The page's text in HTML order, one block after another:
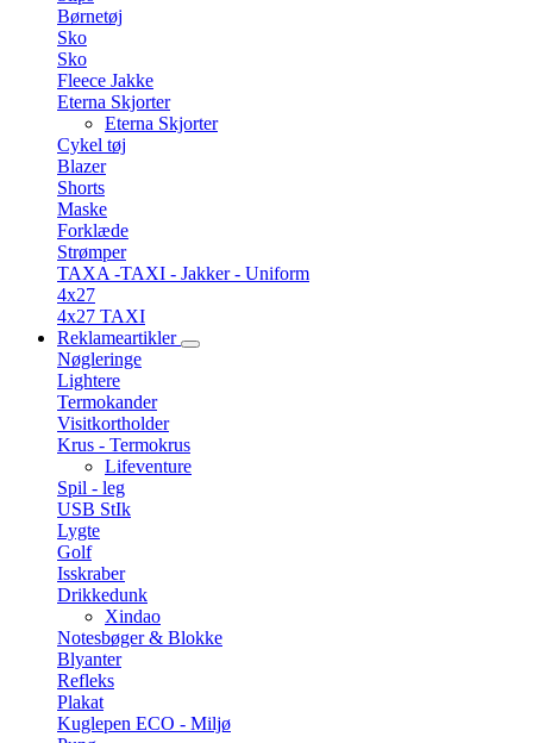
Børnetøj
Sko
Sko
Fleece Jakke
Eterna Skjorter
Eterna Skjorter
Cykel tøj
Blazer
Shorts
Maske
Forklæde
Strømper
TAXA -TAXI - Jakker - Uniform
4x27
4x27 TAXI
Reklameartikler
Nøgleringe
Lightere
Termokander
Visitkortholder
Krus - Termokrus
Lifeventure
Spil - leg
USB StIk
Lygte
Golf
Isskraber
Drikkedunk
Xindao
Notesbøger & Blokke
Blyanter
Refleks
Plakat
Kuglepen ECO - Miljø